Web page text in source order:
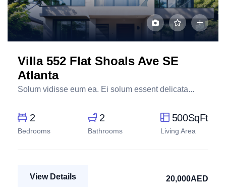
Villa 552 Flat Shoals Ave SE
Atlanta
Solum vidisse eum ea. Ei solum essent delicata...
2
Bedrooms
2
Bathrooms
500SqFt
Living Area
View Details 20,000AED